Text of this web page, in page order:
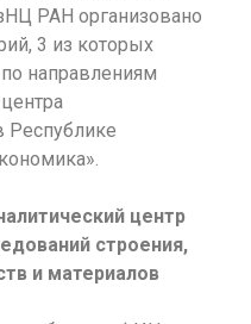
РАН организовано
3 из которых
направлениям
Республике
центр
строения,
и материалов